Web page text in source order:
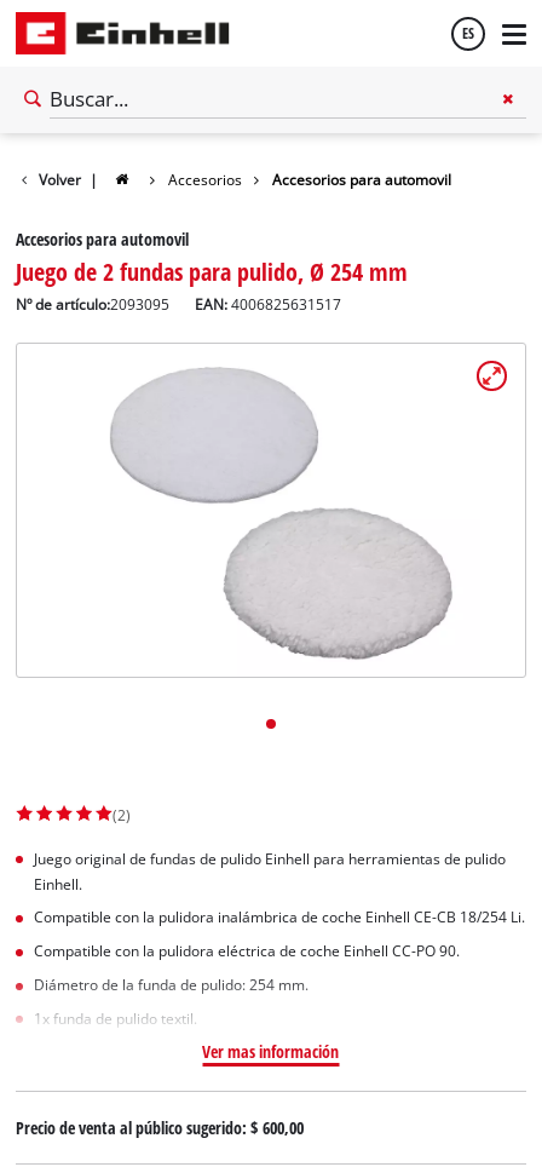
ES
Volver | Accesorios Accesorios para automovil
Accesorios para automovil
Juego de 2 fundas para pulido, Ø 254 mm
Nº de artículo:2093095 EAN:4006825631517
(2)
Juego original de fundas de pulido Einhell para herramientas de pulido
Einhell.
Compatible con la pulidora inalámbrica de coche Einhell CE-CB 18/254 Li.
Compatible con la pulidora eléctrica de coche Einhell CC-PO 90.
Diámetro de la funda de pulido: 254 mm.
1x funda de pulido textil.
Ver mas información
Precio de venta al público sugerido:$ 600,00